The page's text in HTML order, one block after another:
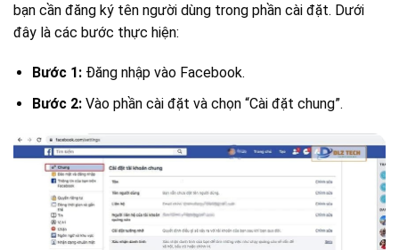
bạn cần đăng ký tên người dùng trong phần cài đặt. Dưới
đây là các bước thực hiện:
Bước 1:Đăng nhập vào Facebook.
Bước 2:Vào phần cài đặt và chọn “Cài đặt chung”.